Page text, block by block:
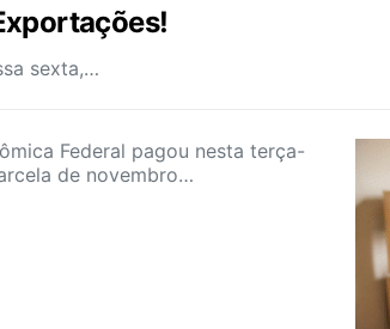
sexta,…
Federal pagou nesta terça-
de novembro…